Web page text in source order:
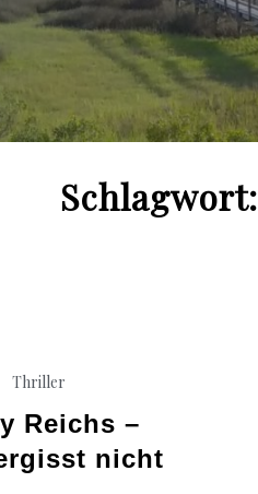
Schlagwort:
Thriller
Reichs –
nicht